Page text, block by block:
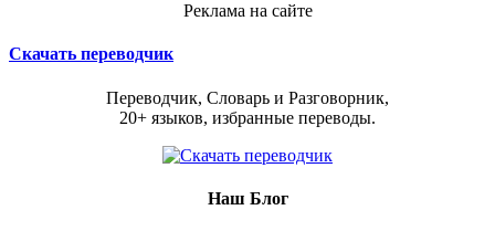
Реклама на сайте
Скачать переводчик
Переводчик, Словарь и Разговорник,
20+ языков, избранные переводы.
Наш Блог